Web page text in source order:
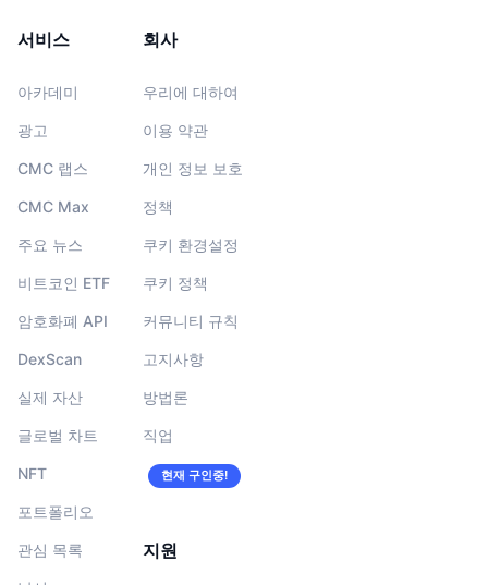
서비스
아카데미
광고
CMC 랩스
CMC Max
주요 뉴스
비트코인 ETF
암호화폐 API
DexScan
실제 자산
글로벌 차트
NFT
포트폴리오
관심 목록
회사
우리에 대하여
이용 약관
개인 정보 보호
정책
쿠키 환경설정
쿠키 정책
커뮤니티 규칙
고지사항
방법론
직업
현재 구인중!
지원